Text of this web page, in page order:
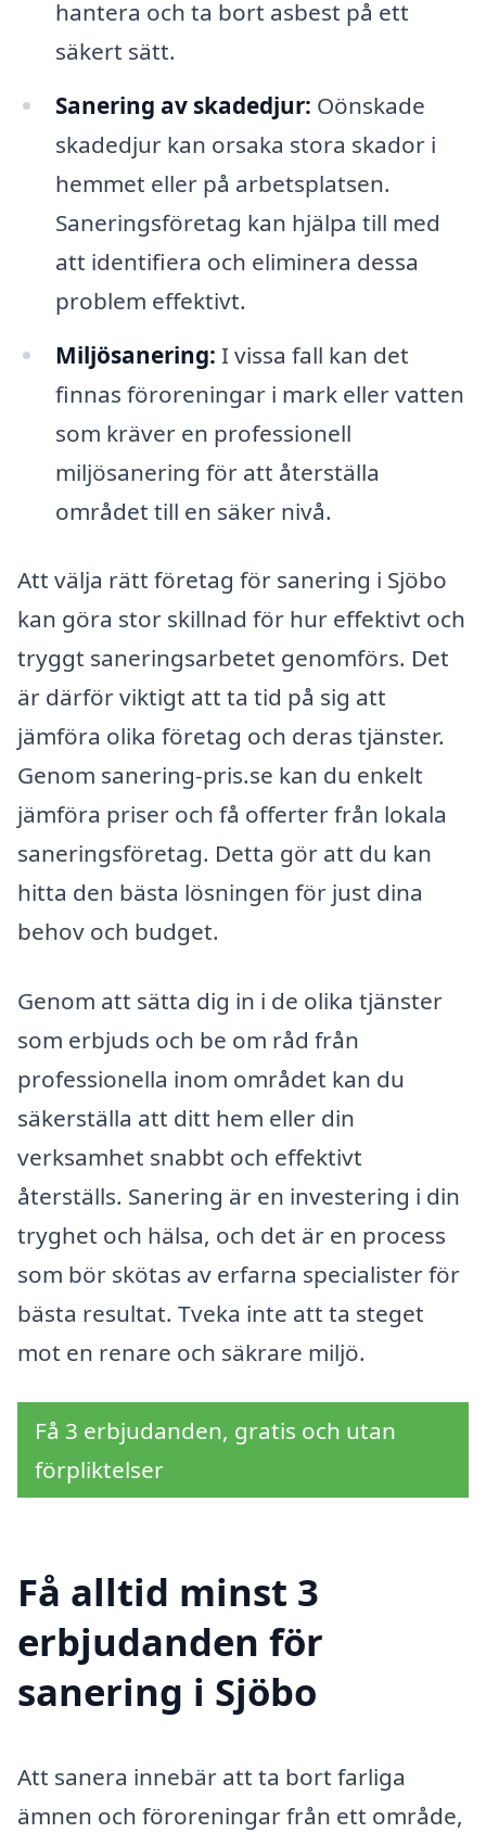
hantera och ta bort asbest på ett
säkert sätt.
Sanering av skadedjur: Oönskade
skadedjur kan orsaka stora skador i
hemmet eller på arbetsplatsen.
Saneringsföretag kan hjälpa till med
att identifiera och eliminera dessa
problem effektivt.
Miljösanering: I vissa fall kan det
finnas föroreningar i mark eller vatten
som kräver en professionell
miljösanering för att återställa
området till en säker nivå.
Att välja rätt företag för sanering i Sjöbo
kan göra stor skillnad för hur effektivt och
tryggt saneringsarbetet genomförs. Det
är därför viktigt att ta tid på sig att
jämföra olika företag och deras tjänster.
Genom sanering-pris.se kan du enkelt
jämföra priser och få offerter från lokala
saneringsföretag. Detta gör att du kan
hitta den bästa lösningen för just dina
behov och budget.
Genom att sätta dig in i de olika tjänster
som erbjuds och be om råd från
professionella inom området kan du
säkerställa att ditt hem eller din
verksamhet snabbt och effektivt
återställs. Sanering är en investering i din
tryghet och hälsa, och det är en process
som bör skötas av erfarna specialister för
bästa resultat. Tveka inte att ta steget
mot en renare och säkrare miljö.
Få 3 erbjudanden, gratis och utan
förpliktelser
Få alltid minst 3
erbjudanden för
sanering i Sjöbo
Att sanera innebär att ta bort farliga
ämnen och föroreningar från ett område,